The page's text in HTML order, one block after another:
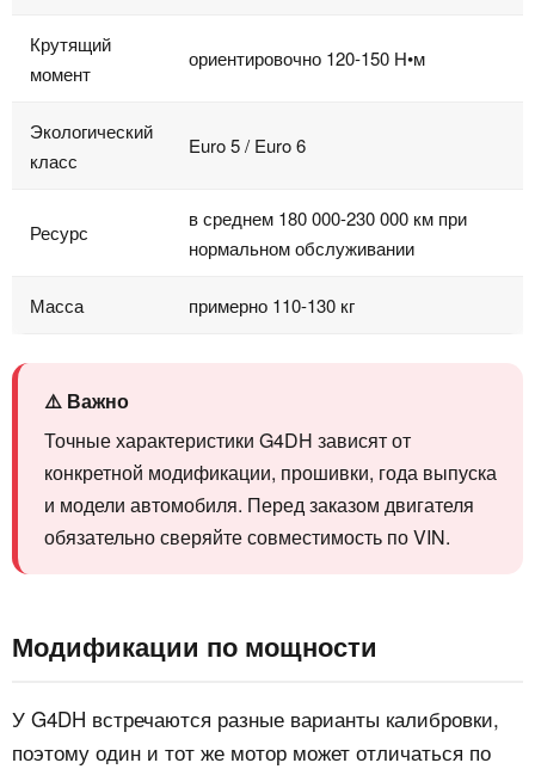
Крутящий
момент
ориентировочно 120-150 Н•м
Экологический
класс
Euro 5 / Euro 6
Ресурс
в среднем 180 000-230 000 км при
нормальном обслуживании
Масса примерно 110-130 кг
⚠️ Важно
Точные характеристики G4DH зависят от
конкретной модификации, прошивки, года выпуска
и модели автомобиля. Перед заказом двигателя
обязательно сверяйте совместимость по VIN.
Модификации по мощности
У G4DH встречаются разные варианты калибровки,
поэтому один и тот же мотор может отличаться по